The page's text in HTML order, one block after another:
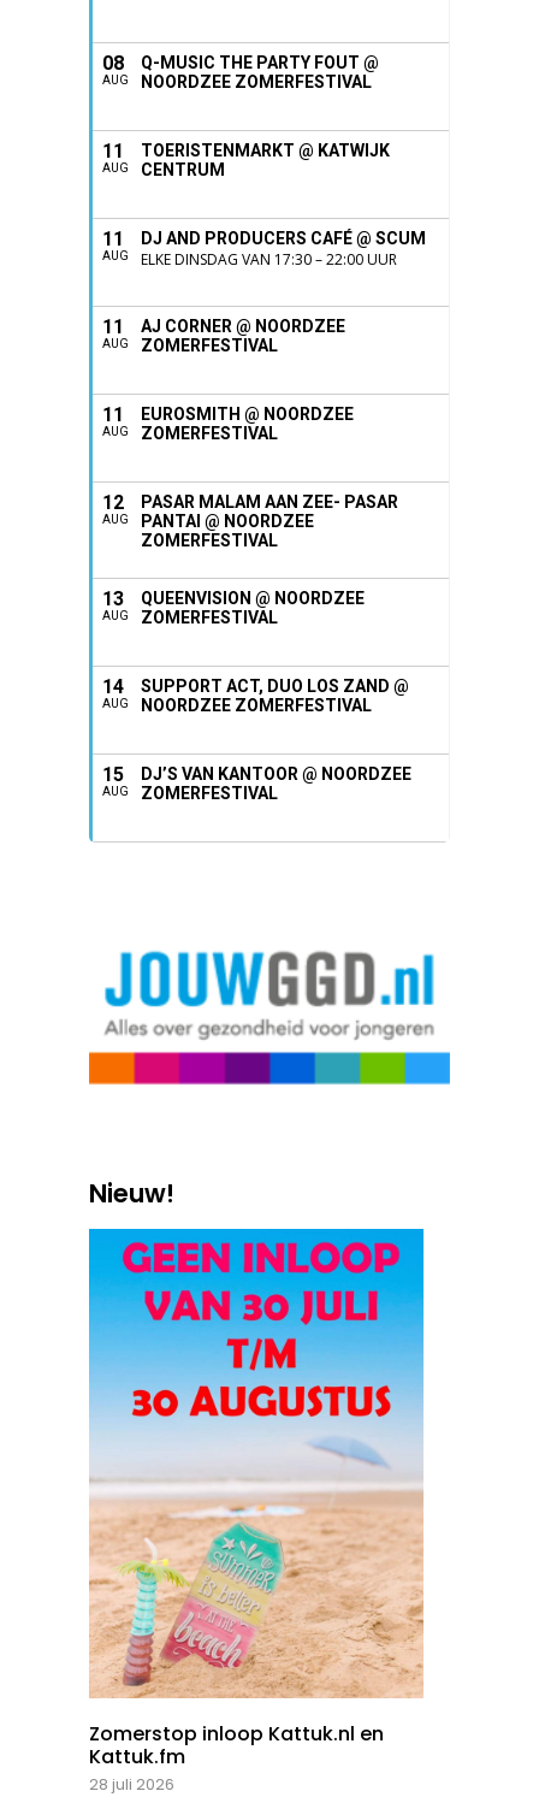
08
AUG
Q-MUSIC THE PARTY FOUT @
NOORDZEE ZOMERFESTIVAL
11
AUG
TOERISTENMARKT @ KATWIJK
CENTRUM
11
AUG
DJ AND PRODUCERS CAFÉ @ SCUM
ELKE DINSDAG VAN 17:30 – 22:00 UUR
11
AUG
AJ CORNER @ NOORDZEE
ZOMERFESTIVAL
11
AUG
EUROSMITH @ NOORDZEE
ZOMERFESTIVAL
12
AUG
PASAR MALAM AAN ZEE- PASAR
PANTAI @ NOORDZEE
ZOMERFESTIVAL
13
AUG
QUEENVISION @ NOORDZEE
ZOMERFESTIVAL
14
AUG
SUPPORT ACT, DUO LOS ZAND @
NOORDZEE ZOMERFESTIVAL
15
AUG
DJ’S VAN KANTOOR @ NOORDZEE
ZOMERFESTIVAL
Nieuw!
Zomerstop inloop Kattuk.nl en
Kattuk.fm
28 juli 2026